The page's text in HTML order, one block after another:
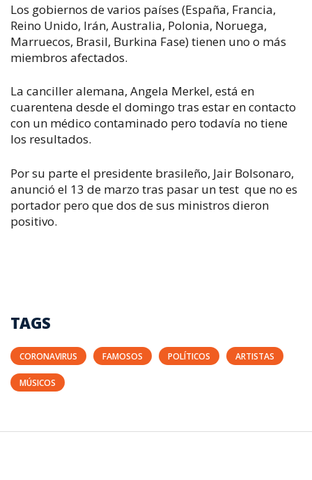
Los gobiernos de varios países (España, Francia,
Reino Unido, Irán, Australia, Polonia, Noruega,
Marruecos, Brasil, Burkina Fase) tienen uno o más
miembros afectados.
La canciller alemana, Angela Merkel, está en
cuarentena desde el domingo tras estar en contacto
con un médico contaminado pero todavía no tiene
los resultados.
Por su parte el presidente brasileño, Jair Bolsonaro,
anunció el 13 de marzo tras pasar un test que no es
portador pero que dos de sus ministros dieron
positivo.
TAGS
CORONAVIRUS FAMOSOS POLÍTICOS ARTISTAS
MÚSICOS